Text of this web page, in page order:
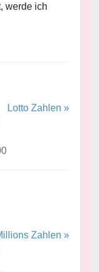
werde ich
Lotto Zahlen »
Zahlen »